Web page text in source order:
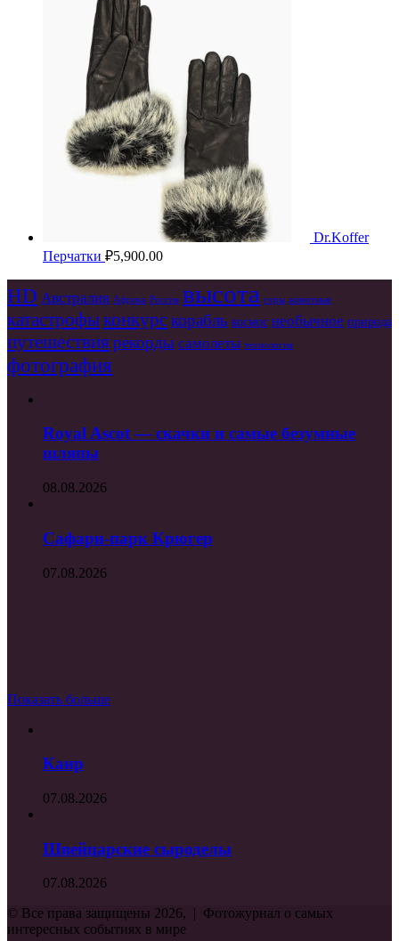
Dr.Koffer
Перчатки ₽5,900.00
HD Австралия Африка Россия высота горы животные
катастрофыконкурскорабль космос необычное природа
путешествиярекорды самолеты технология
фотография
Royal Ascot — скачки и самые безумные
шляпы
08.08.2026
Сафари-парк Крюгер
07.08.2026
Показать больше
Каир
07.08.2026
Швейцарские сыроделы
07.08.2026
© Все права защищены 2026, | Фотожурнал о самых
интересных событиях в мире